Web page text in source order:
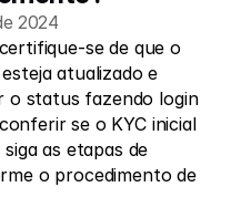
2024
se de que o
atualizado e
o status fazendo login
se o KYC inicial
as etapas de
o procedimento de